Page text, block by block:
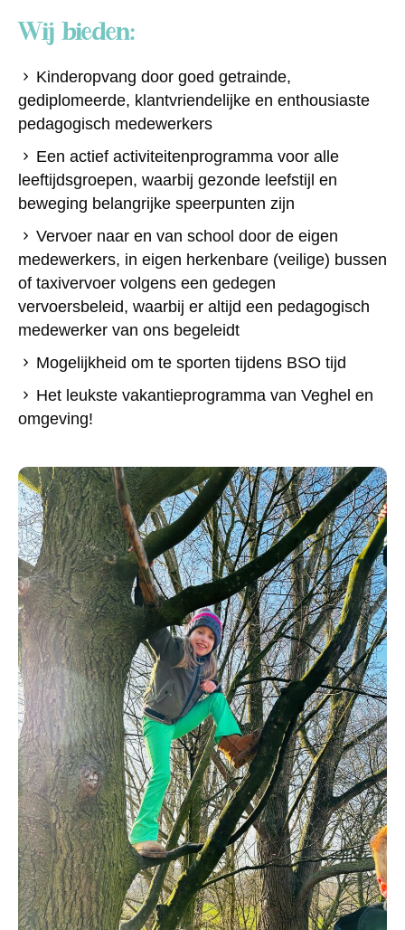
Wij bieden:
Kinderopvang door goed getrainde,
gediplomeerde, klantvriendelijke en enthousiaste
pedagogisch medewerkers
Een actief activiteitenprogramma voor alle
leeftijdsgroepen, waarbij gezonde leefstijl en
beweging belangrijke speerpunten zijn
Vervoer naar en van school door de eigen
medewerkers, in eigen herkenbare (veilige) bussen
of taxivervoer volgens een gedegen
vervoersbeleid, waarbij er altijd een pedagogisch
medewerker van ons begeleidt
Mogelijkheid om te sporten tijdens BSO tijd
Het leukste vakantieprogramma van Veghel en
omgeving!